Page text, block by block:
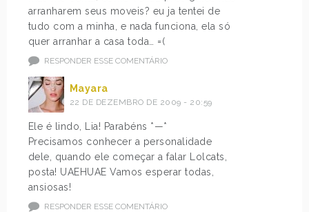
arranharem seus moveis? eu ja tentei de
tudo com a minha, e nada funciona, ela só
quer arranhar a casa toda… =(
RESPONDER ESSE COMENTÁRIO
Mayara
22 DE DEZEMBRO DE 2009 - 20:59
Ele é lindo, Lia! Parabéns *—*
Precisamos conhecer a personalidade
dele, quando ele começar a falar Lolcats,
posta! UAEHUAE Vamos esperar todas,
ansiosas!
RESPONDER ESSE COMENTÁRIO